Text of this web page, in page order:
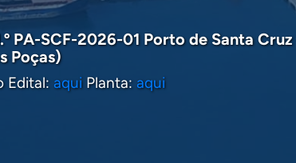
NO PORTO DAS LAJES DAS FLORES
AÇORES SA, INFORMA QUE AS OBRAS DE
A -5 (ZH) DO...
PA-SCF-2026-01 Porto de Santa
Poças)
Edital: aquiPlanta: aqui